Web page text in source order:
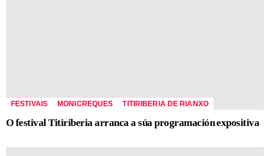
FESTIVAIS MONICREQUES TITIRIBERIA DE RIANXO
O festival Titiriberia arranca a súa programación expositiva